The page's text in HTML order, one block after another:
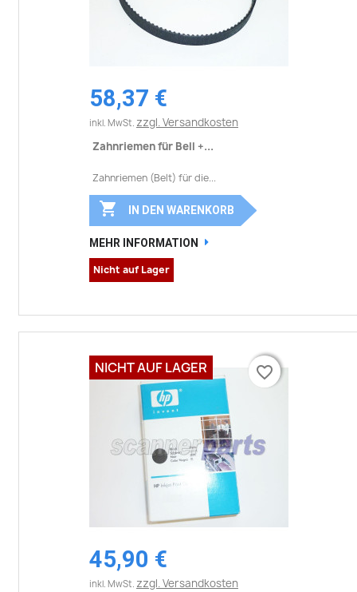
58,37 €
inkl. MwSt. zzgl. Versandkosten
Zahnriemen für Bell +...
Zahnriemen (Belt) für die...
 IN DEN WARENKORB
MEHR INFORMATION
Nicht auf Lager
45,90 €
inkl. MwSt. zzgl. Versandkosten
favorite_border
NICHT AUF LAGER favorite_border